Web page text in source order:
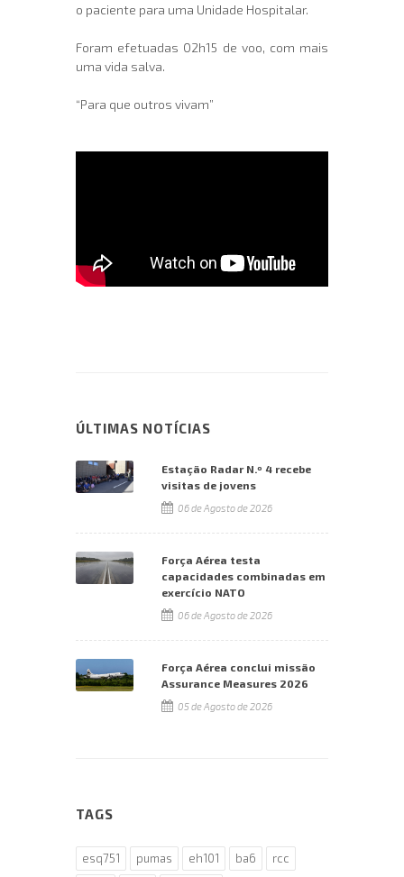
o paciente para uma Unidade Hospitalar.
Foram efetuadas 02h15 de voo, com mais
uma vida salva.
“Para que outros vivam”
ÚLTIMAS NOTÍCIAS
Estação Radar N.º 4 recebe
visitas de jovens
06 de Agosto de 2026
Força Aérea testa
capacidades combinadas em
exercício NATO
06 de Agosto de 2026
Força Aérea conclui missão
Assurance Measures 2026
05 de Agosto de 2026
TAGS
esq751 pumas eh101 ba6
rcc